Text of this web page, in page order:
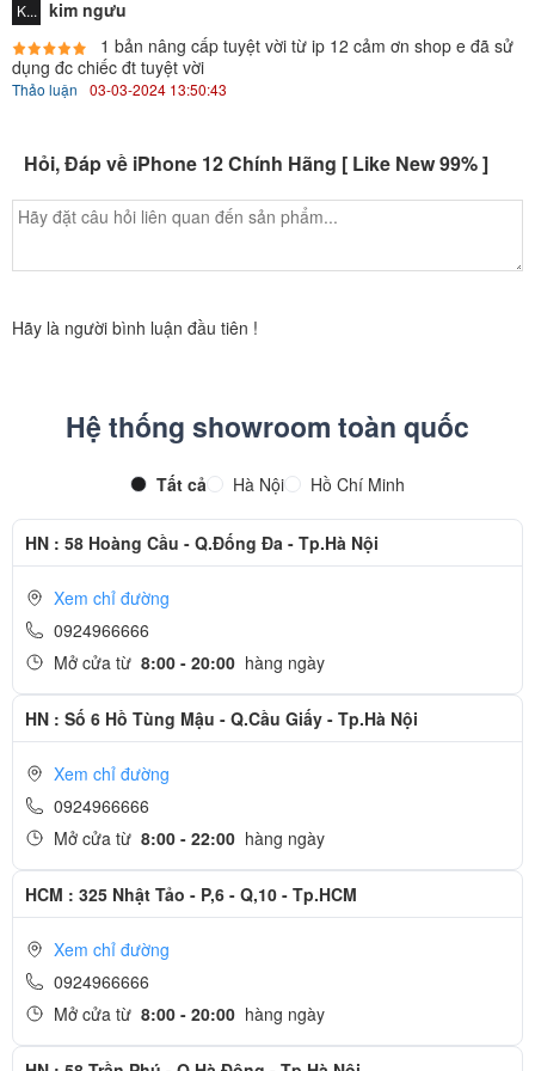
cảm giác yên tâm khi sử dụng.
iPhone 12 tiếp tục có khả năng chống nước và chống bụi chuẩn
IP68, nhưng giờ đây bạn đã có thể ngâm nước ở độ sâu tới 6m
trong vòng 30 phút thay vì 1,5m như trước kia. Tha hồ sử dụng mà
không còn bất cứ nỗi lo nào về hư hại từ nước.
Màu sắc mới của iPhone 12
iPhone 12 mang đến cho bạn nhiều sự lựa chọn màu hơn bao giờ
hết. Có tới 6 màu sắc iPhone 12 thời trang, bao gồm Đen, Trắng,
Đỏ, Xanh lá, Xanh dương và Tím. Bạn có thể tự do thể hiện cá tính,
khác biệt với phiên bản màu sắc phù hợp.
K...
kim ngưu
1 bản nâng cấp tuyệt vời từ ip 12 cảm ơn shop e đã sử
dụng đc chiếc đt tuyệt vời
Thảo luận 03-03-2024 13:50:43
Hỏi, Đáp về iPhone 12 Chính Hãng [ Like New 99% ]
Hãy là người bình luận đầu tiên !
Hệ thống showroom toàn quốc
Tất cả Hà Nội Hồ Chí Minh
HN : 58 Hoàng Cầu - Q.Đống Đa - Tp.Hà Nội
Xem chỉ đường
0924966666
Mở cửa từ 8:00 - 20:00 hàng ngày
HN : Số 6 Hồ Tùng Mậu - Q.Cầu Giấy - Tp.Hà Nội
Xem chỉ đường
0924966666
Mở cửa từ 8:00 - 22:00 hàng ngày
HCM : 325 Nhật Tảo - P,6 - Q,10 - Tp.HCM
Xem chỉ đường
0924966666
Mở cửa từ 8:00 - 20:00 hàng ngày